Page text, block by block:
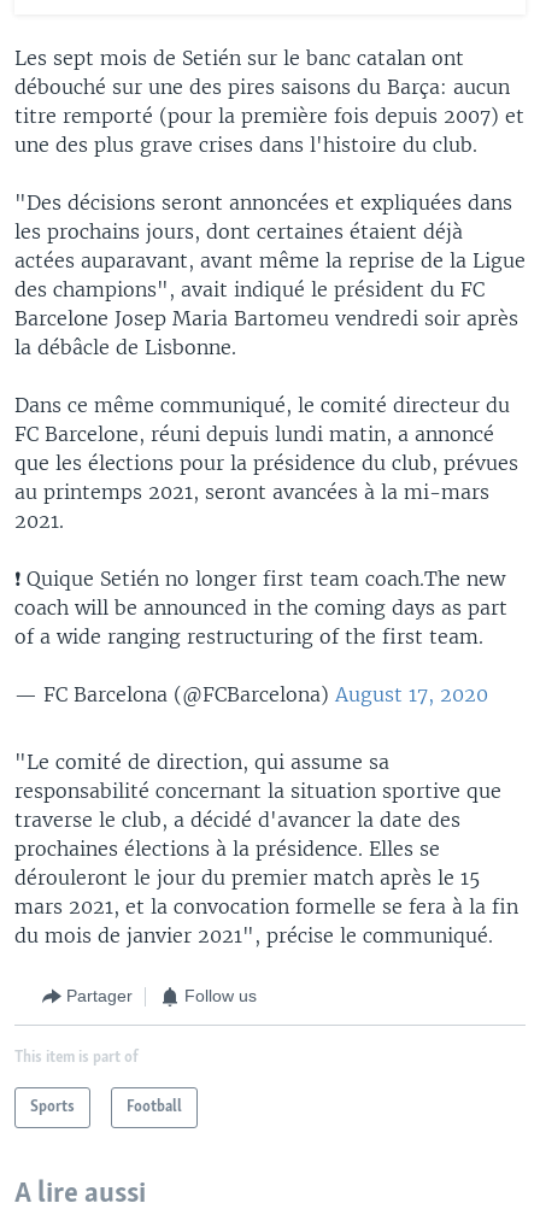
Les sept mois de Setién sur le banc catalan ont
débouché sur une des pires saisons du Barça: aucun
titre remporté (pour la première fois depuis 2007) et
une des plus grave crises dans l'histoire du club.
"Des décisions seront annoncées et expliquées dans
les prochains jours, dont certaines étaient déjà
actées auparavant, avant même la reprise de la Ligue
des champions", avait indiqué le président du FC
Barcelone Josep Maria Bartomeu vendredi soir après
la débâcle de Lisbonne.
Dans ce même communiqué, le comité directeur du
FC Barcelone, réuni depuis lundi matin, a annoncé
que les élections pour la présidence du club, prévues
au printemps 2021, seront avancées à la mi-mars
2021.
❗ Quique Setién no longer first team coach.The new
coach will be announced in the coming days as part
of a wide ranging restructuring of the first team.
— FC Barcelona (@FCBarcelona) August 17, 2020
"Le comité de direction, qui assume sa
responsabilité concernant la situation sportive que
traverse le club, a décidé d'avancer la date des
prochaines élections à la présidence. Elles se
dérouleront le jour du premier match après le 15
mars 2021, et la convocation formelle se fera à la fin
du mois de janvier 2021", précise le communiqué.
Partager Follow us
This item is part of
Sports Football
A lire aussi